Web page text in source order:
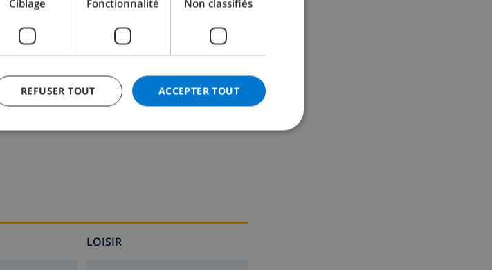
Douche, Baignoire, Lavabo, Toilette
LOISIR
CATALAN
DANISH
Ciblage Fonctionnalité Non classifiés
ACCEPTER TOUT
REFUSER TOUT